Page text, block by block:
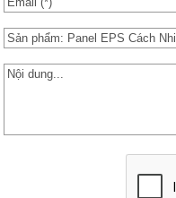
Các Loại Cửa
Ốc Vít
Cuộn Inox
Vật liệu Bảo Ôn | Cách